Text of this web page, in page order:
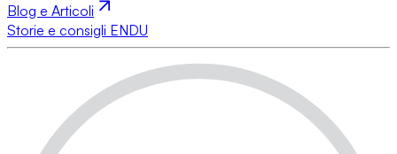
Blog e Articoli
Storie e consigli ENDU